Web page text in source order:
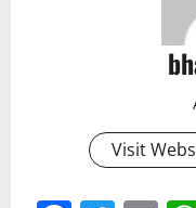
Visit